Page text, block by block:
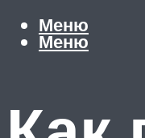
Меню
Меню